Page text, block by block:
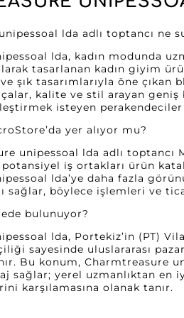
lda adlı toptancı ne
lda, kadın modunda
tasarlanan kadın giyim
şık tasarımlarıyla öne
kalite ve stil arayan
isteyen
yer alıyor mu?
unipessoal lda adlı
iş ortakları ürün
lda’ye daha fazla
sağlar, böylece işlemleri ve
bulunuyor?
lda, Portekiz’in (PT)
sayesinde uluslararası
Bu konum, Charmtreasure
sağlar; yerel uzmanlıktan en
karşılamasına olanak tanır.